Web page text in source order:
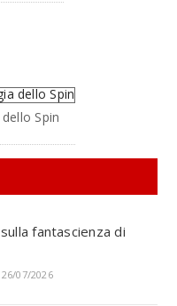
Spin
fantascienza di
26/07/2026